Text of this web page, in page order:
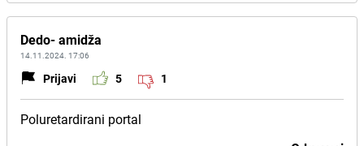
Dedo- amidža
14.11.2024. 17:06
Prijavi 5 1
Poluretardirani portal